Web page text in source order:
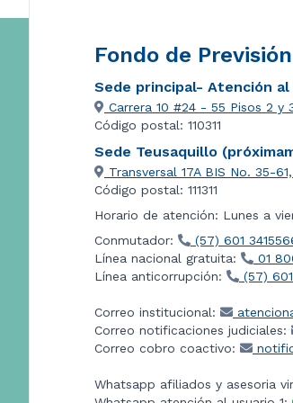
Fondo de
Sede principal- Atención
Carrera 10 #24 - 55 Pisos 2 y
Código postal: 110311
Sede Teusaquillo
Transversal 17A BIS No. 35-
Código postal: 111311
Horario de atención: Lunes a
Conmutador:
(57) 601
Línea nacional gratuita:
01
Línea anticorrupción:
(57)
Correo institucional:
Correo notificaciones judiciales:
Correo cobro coactivo:
Whatsapp afiliados y asesoria